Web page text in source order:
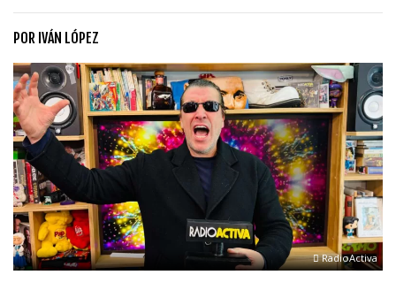
POR IVÁN LÓPEZ
RadioActiva